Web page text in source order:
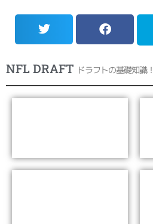
NFL DRAFT ドラフトの基礎知識！